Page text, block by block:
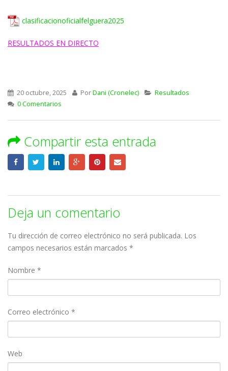
clasificacionoficialfelguera2025
RESULTADOS EN DIRECTO
20 octubre, 2025 PorDani (Cronelec)
Resultados
0 Comentarios
Compartir esta entrada
Deja un comentario
Tu dirección de correo electrónico no será publicada. Los
campos necesarios están marcados *
Nombre *
Correo electrónico *
Web